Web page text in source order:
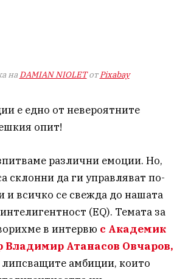
наDAMIAN NIOLETотPixabay
е едно от невероятните
опит!
различни емоции. Но,
склонни да ги управляват по-
и всичко се свежда до нашата
(EQ). Темата за
в интервю с Академик
Владимир Атанасов Овчаров,
липсващите амбиции, които